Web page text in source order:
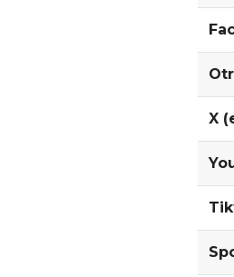
X